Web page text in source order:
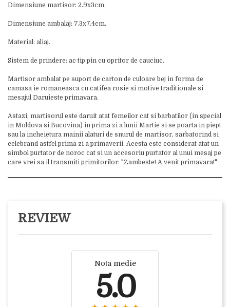
Dimensiune martisor: 2.9x3cm.
Dimensiune ambalaj: 7.3x7.4cm.
Material: aliaj.
Sistem de prindere: ac tip pin cu opritor de cauciuc.
Martisor ambalat pe suport de carton de culoare bej in forma de
camasa ie romaneasca cu catifea rosie si motive traditionale si
mesajul Daruieste primavara.
Astazi, martisorul este daruit atat femeilor cat si barbatilor (in special
in Moldova si Bucovina) in prima zi a lunii Martie si se poarta in piept
sau la incheietura mainii alaturi de snurul de martisor, sarbatorind si
celebrand astfel prima zi a primaverii. Acesta este considerat atat un
simbol purtator de noroc cat si un accesoriu purtator al unui mesaj pe
care vrei sa il transmiti primitorilor: "Zambeste! A venit primavara!"
REVIEW
Nota medie
5.0